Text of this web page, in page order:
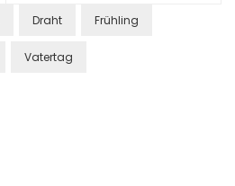
Draht Frühling
Vatertag